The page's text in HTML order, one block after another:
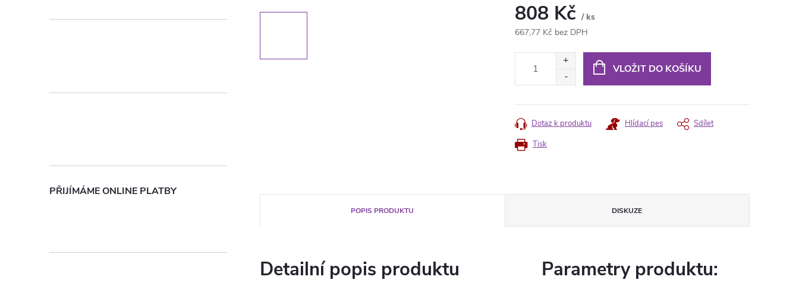
p
e
PŘIJÍMÁME ONLINE PLATBY
808 Kč / ks
667,77 Kč bez DPH
VLOŽIT DO KOŠÍKU
Tisk
Dotaz k produktu Hlídací pes Sdílet
POPIS PRODUKTU DISKUZE
Detailní popis produktu Parametry produktu: